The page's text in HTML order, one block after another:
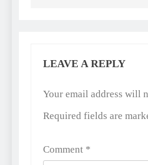
LEAVE A REPLY
Your email address will
Required fields are
Comment *
Alternative: